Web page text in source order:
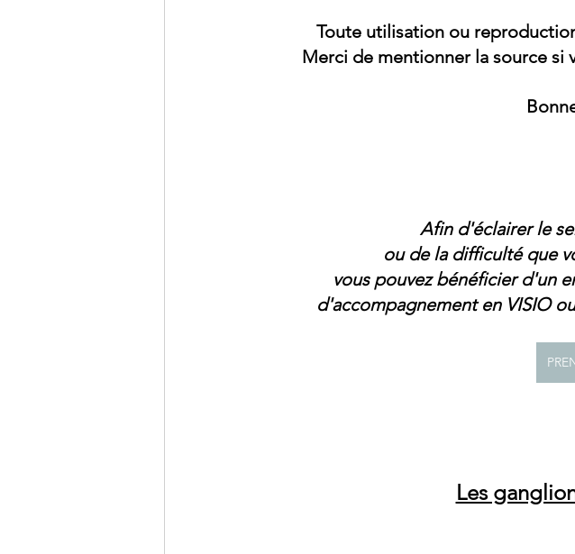
Toute utilisation ou
Merci de mentionner la source si
Afin d'éclairer le
ou de la difficulté que
vous pouvez bénéficier d'un
d'accompagnement en VISIO
Les